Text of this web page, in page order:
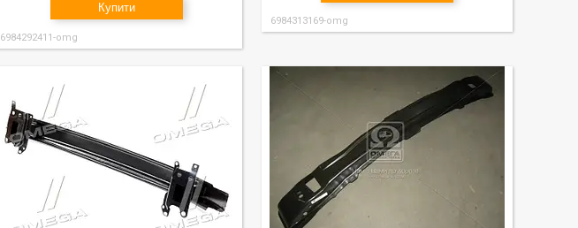
Купити
6984292411-omg
6984313169-omg